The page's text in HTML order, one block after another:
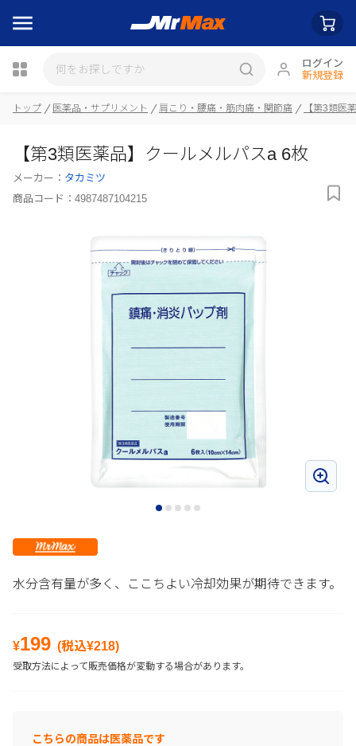
ログイン
新規登録
トップ 医薬品・サプリメント 肩こり・腰痛・筋肉痛・関節痛 【第3類医
【第3類医薬品】クールメルパスa 6枚
メーカー： タカミツ
商品コード： 4987487104215
水分含有量が多く、ここちよい冷却効果が期待できます。
¥199 (税込¥218)
受取方法によって販売価格が変動する場合があります。
こちらの商品は医薬品です